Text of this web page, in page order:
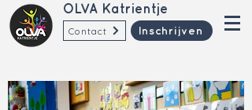
OLVA Katrientje
Contact Inschrijven